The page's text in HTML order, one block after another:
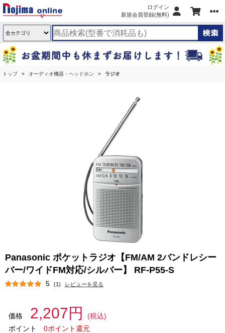
ログイン
新規会員登録(無料)
トップ オーディオ機器・ヘッドホン ラジオ
Panasonic ポケットラジオ【FM/AM 2バンドレシー
バー/ワイドFM対応/シルバー】 RF-P55-S
5 (1) レビューを見る
価格 2,207円
(税込)
ポイント
0ポイント還元